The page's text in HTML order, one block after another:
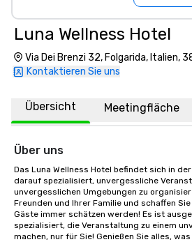
Luna Wellness Hotel
Via Dei Brenzi 32, Folgarida, Italien,
Kontaktieren Sie uns
Übersicht Meetingfläche
Über uns
Das Luna Wellness Hotel befindet sich in
darauf spezialisiert, unvergessliche
unvergesslichen Umgebungen zu
Freunden und Ihrer Familie und schaffen
Gäste immer schätzen werden! Es ist
spezialisiert, die Veranstaltung zu einem
machen, nur für Sie! Genießen Sie alles,